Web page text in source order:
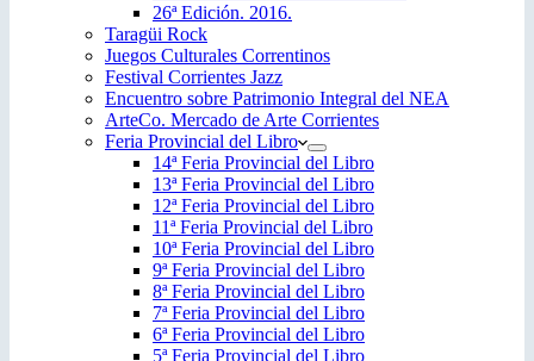
26ª Edición. 2016.
Taragüi Rock
Juegos Culturales Correntinos
Festival Corrientes Jazz
Encuentro sobre Patrimonio Integral del NEA
ArteCo. Mercado de Arte Corrientes
Feria Provincial del Libro
14ª Feria Provincial del Libro
13ª Feria Provincial del Libro
12ª Feria Provincial del Libro
11ª Feria Provincial del Libro
10ª Feria Provincial del Libro
9ª Feria Provincial del Libro
8ª Feria Provincial del Libro
7ª Feria Provincial del Libro
6ª Feria Provincial del Libro
5ª Feria Provincial del Libro